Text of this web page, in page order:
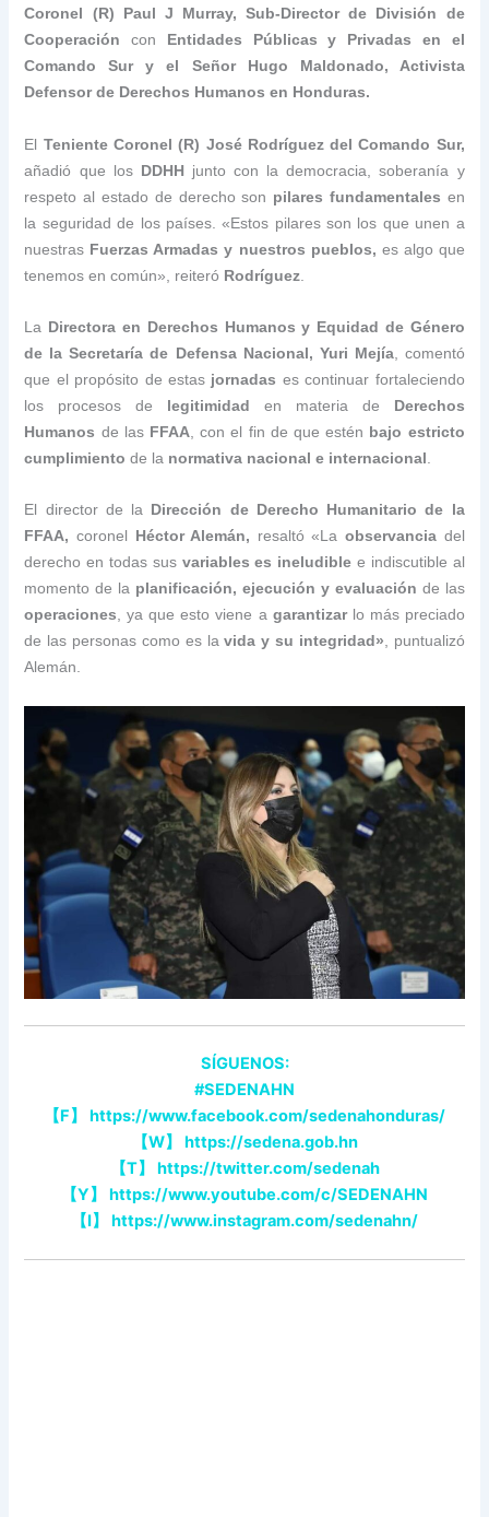
Coronel (R) Paul J Murray, Sub-Director de División de
Cooperación con Entidades Públicas y Privadas en el
Comando Sur y el Señor Hugo Maldonado, Activista
Defensor de Derechos Humanos en Honduras.
El Teniente Coronel (R) José Rodríguez del Comando Sur,
añadió que los DDHH junto con la democracia, soberanía y
respeto al estado de derecho son pilares fundamentales en
la seguridad de los países. «Estos pilares son los que unen a
nuestras Fuerzas Armadas y nuestros pueblos, es algo que
tenemos en común», reiteró Rodríguez
La Directora en Derechos Humanos y Equidad de Género
de la Secretaría de Defensa Nacional, Yuri Mejía, comentó
que el propósito de estas jornadas es continuar fortaleciendo
los procesos de legitimidad en materia de Derechos
Humanos de las FFAA , con el fin de que estén bajo estricto
cumplimiento de la normativa nacional e internacional
El director de la Dirección de Derecho Humanitario de la
FFAA, coronel Héctor Alemán, resaltó «La observanciadel
derecho en todas sus variables es ineludible e indiscutible al
momento de la planificación, ejecución y evaluación de las
operaciones, ya que esto viene a garantizarlo más preciado
de las personas como es lavida y su integridad», puntualizó
Alemán.
SÍGUENOS:
#SEDENAHN
【F】
https://www.facebook.com/sedenahonduras/
【W】
https://sedena.gob.hn
【T】
https://twitter.com/sedenah
【Y】
https://www.youtube.com/c/SEDENAHN
【I】 https://www.instagram.com/sedenahn/